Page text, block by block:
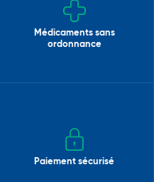
Médicaments sans
ordonnance
Paiement sécurisé